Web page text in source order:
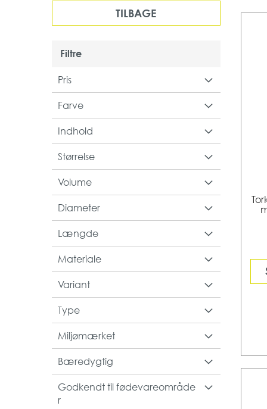
TILBAGE
Filtre
Pris
Farve
Indhold
Størrelse
Volume
Diameter
Længde
Materiale
Variant
Type
Miljømærket
Bæredygtig
Godkendt til fødevareområde
r